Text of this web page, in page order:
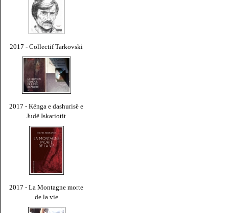
2017 - Collectif Tarkovski
2017 - Kënga e dashurisë e
Judë Iskariotit
2017 - La Montagne morte
de la vie